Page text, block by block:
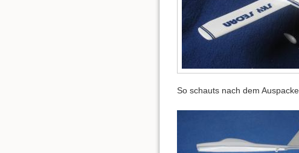
So schauts nach dem